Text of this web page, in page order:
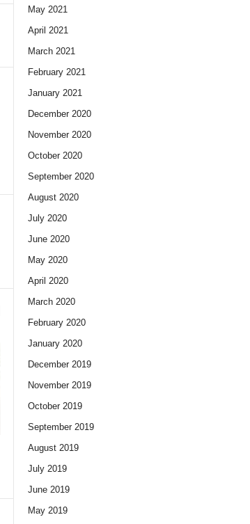
May 2021
April 2021
March 2021
February 2021
January 2021
December 2020
November 2020
October 2020
September 2020
August 2020
July 2020
June 2020
May 2020
April 2020
March 2020
February 2020
January 2020
December 2019
November 2019
October 2019
September 2019
August 2019
July 2019
June 2019
May 2019